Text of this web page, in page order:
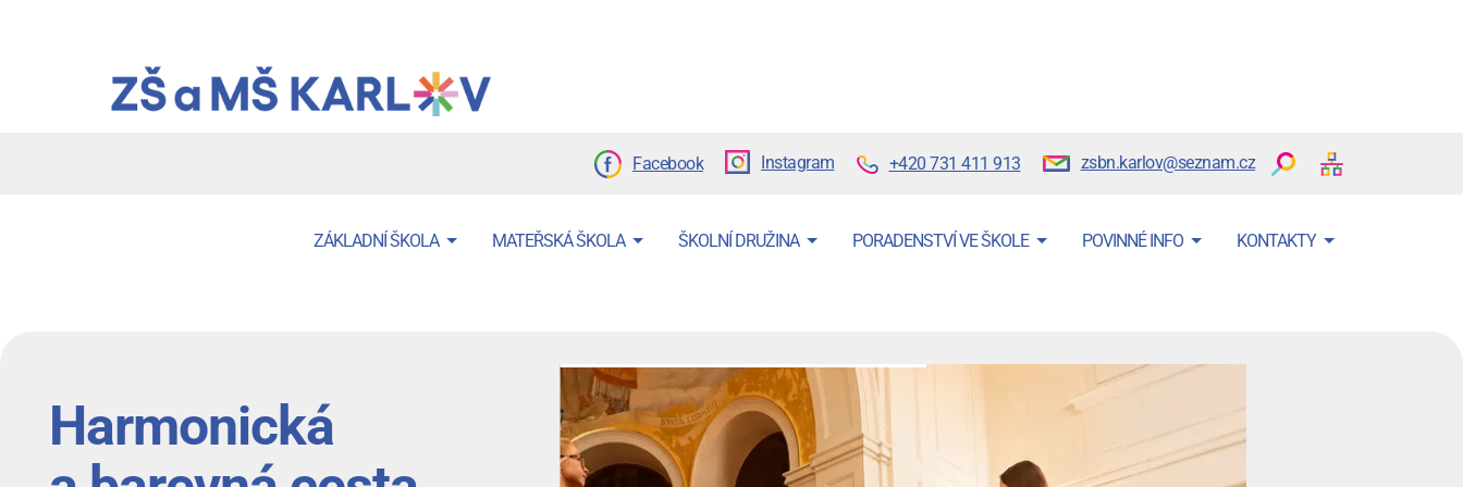
Facebook Instagram +420 731 411 913 zsbn.karlov@seznam.cz
Menu
ZÁKLADNÍ ŠKOLA MATEŘSKÁ ŠKOLA ŠKOLNÍ DRUŽINA PORADENSTVÍ VE ŠKOLE POVINNÉ INFO KONTAKTY
Harmonická